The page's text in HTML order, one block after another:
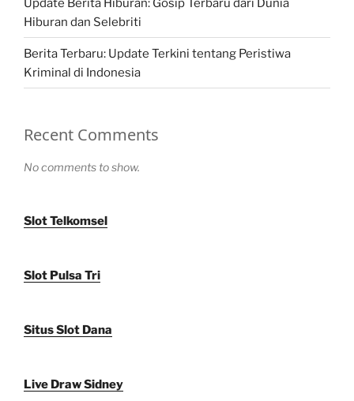
Update Berita Hiburan: Gosip Terbaru dari Dunia
Hiburan dan Selebriti
Berita Terbaru: Update Terkini tentang Peristiwa
Kriminal di Indonesia
Recent Comments
No comments to show.
Slot Telkomsel
Slot Pulsa Tri
Situs Slot Dana
Live Draw Sidney